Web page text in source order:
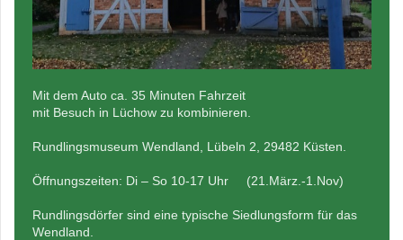
Mit dem Auto ca. 35 Minuten Fahrzeit
mit Besuch in Lüchow zu kombinieren.
Rundlingsmuseum Wendland, Lübeln 2, 29482 Küsten.
Öffnungszeiten: Di – So 10-17 Uhr (21.März.-1.Nov)
Rundlingsdörfer sind eine typische Siedlungsform für das
Wendland.